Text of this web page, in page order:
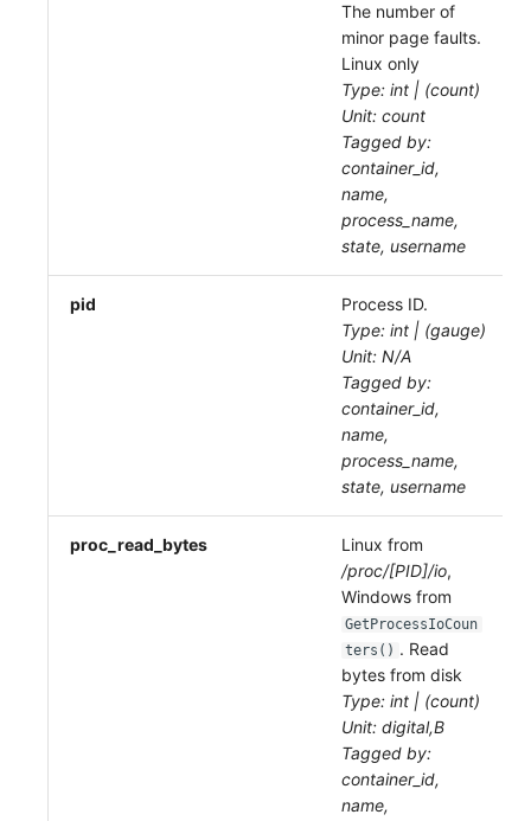
The number of
minor page faults.
Linux only
Type: int | (count)
Unit: count
Tagged by:
container_id,
name,
process_name,
state, username
pid
Process ID.
Type: int | (gauge)
Unit: N/A
Tagged by:
container_id,
name,
process_name,
state, username
proc_read_bytes
Linux from
/proc/[PID]/io,
Windows from
GetProcessIoCoun
ters() . Read
bytes from disk
Type: int | (count)
Unit: digital,B
Tagged by:
container_id,
name,